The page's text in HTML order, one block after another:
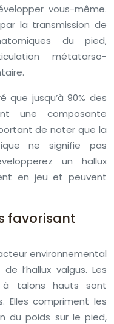
vous-même.
la transmission de
du pied,
métatarso-
jusqu’à 90% des
une composante
de noter que la
ne signifie pas
un hallux
en jeu et peuvent
favorisant
environnemental
l’hallux valgus. Les
talons hauts sont
Elles compriment les
du poids sur le pied,